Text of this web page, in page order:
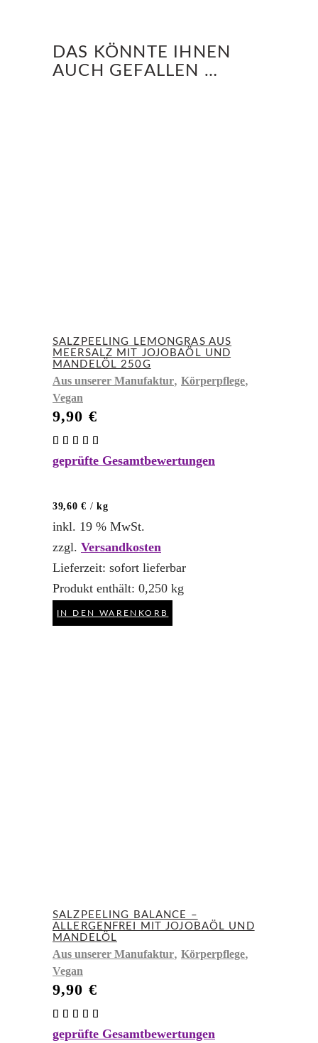
DAS KÖNNTE IHNEN
AUCH GEFALLEN …
SALZPEELING LEMONGRAS AUS
MEERSALZ MIT JOJOBAÖL UND
MANDELÖL 250G
Aus unserer Manufaktur, Körperpflege,
Vegan
9,90 €
5.00
geprüfte Gesamtbewertungen
39,60€ /kg
inkl. 19 % MwSt.
zzgl. Versandkosten
Lieferzeit: sofort lieferbar
Produkt enthält: 0,250 kg
IN DEN WARENKORB
SALZPEELING BALANCE –
ALLERGENFREI MIT JOJOBAÖL UND
MANDELÖL
Aus unserer Manufaktur, Körperpflege,
Vegan
9,90 €
5.00
geprüfte Gesamtbewertungen